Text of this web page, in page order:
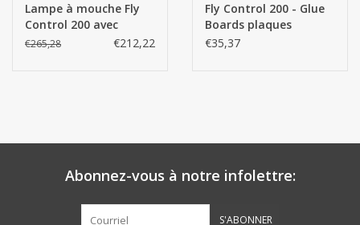
Produits d'hygiène
Matériel d'emballage
Fournitures de bureau
Lampe à mouche Fly
Control 200 avec
plaque adhésive
€265,28 €212,22
Fly Control 200 - Glue
Boards plaques
adhésives 6pcs
€35,37
Abonnez-vous à notre infolettre:
S'ABONNER